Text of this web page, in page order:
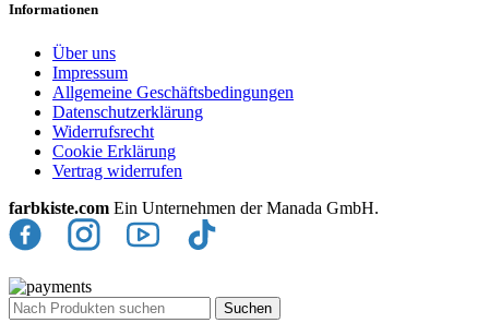
Informationen
Über uns
Impressum
Allgemeine Geschäftsbedingungen
Datenschutzerklärung
Widerrufsrecht
Cookie Erklärung
Vertrag widerrufen
farbkiste.com Ein Unternehmen der Manada GmbH.
Suchen